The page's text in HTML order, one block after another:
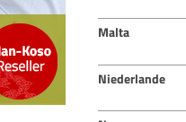
Malta
Niederlande